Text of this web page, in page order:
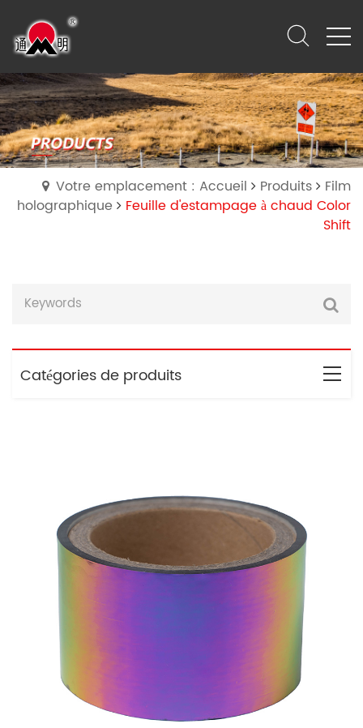
Votre emplacement : Accueil Produits
Film
holographique
Feuille d'estampage à chaud Color
Shift
Catégories de produits